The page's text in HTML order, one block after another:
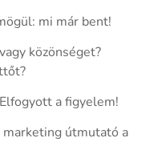
mi már bent!
közönséget?
a figyelem!
marketing útmutató a